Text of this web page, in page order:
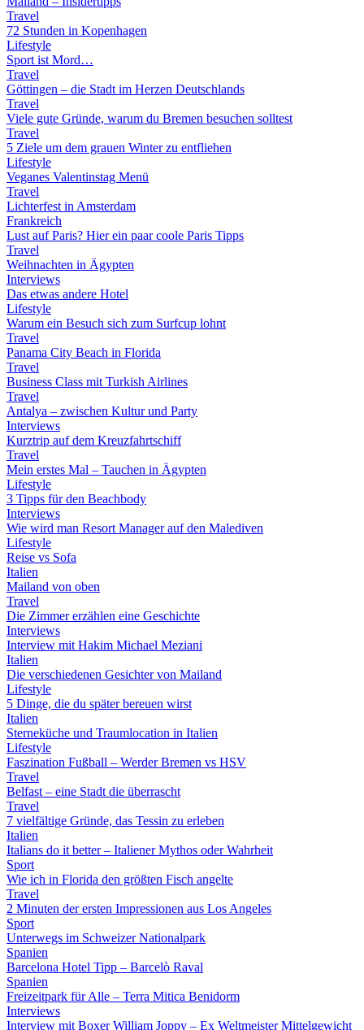
Travel
72 Stunden in Kopenhagen
Lifestyle
Sport ist Mord…
Travel
Göttingen – die Stadt im Herzen Deutschlands
Travel
Viele gute Gründe, warum du Bremen besuchen solltest
Travel
5 Ziele um dem grauen Winter zu entfliehen
Lifestyle
Veganes Valentinstag Menü
Travel
Lichterfest in Amsterdam
Frankreich
Lust auf Paris? Hier ein paar coole Paris Tipps
Travel
Weihnachten in Ägypten
Interviews
Das etwas andere Hotel
Lifestyle
Warum ein Besuch sich zum Surfcup lohnt
Travel
Panama City Beach in Florida
Travel
Business Class mit Turkish Airlines
Travel
Antalya – zwischen Kultur und Party
Interviews
Kurztrip auf dem Kreuzfahrtschiff
Travel
Mein erstes Mal – Tauchen in Ägypten
Lifestyle
3 Tipps für den Beachbody
Interviews
Wie wird man Resort Manager auf den Malediven
Lifestyle
Reise vs Sofa
Italien
Mailand von oben
Travel
Die Zimmer erzählen eine Geschichte
Interviews
Interview mit Hakim Michael Meziani
Italien
Die verschiedenen Gesichter von Mailand
Lifestyle
5 Dinge, die du später bereuen wirst
Italien
Sterneküche und Traumlocation in Italien
Lifestyle
Faszination Fußball – Werder Bremen vs HSV
Travel
Belfast – eine Stadt die überrascht
Travel
7 vielfältige Gründe, das Tessin zu erleben
Italien
Italians do it better – Italiener Mythos oder Wahrheit
Sport
Wie ich in Florida den größten Fisch angelte
Travel
2 Minuten der ersten Impressionen aus Los Angeles
Sport
Unterwegs im Schweizer Nationalpark
Spanien
Barcelona Hotel Tipp – Barcelò Raval
Spanien
Freizeitpark für Alle – Terra Mitica Benidorm
Interviews
Interview mit Boxer William Joppy – Ex Weltmeister Mittelgewicht